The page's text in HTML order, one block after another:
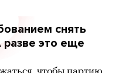
снять
это еще